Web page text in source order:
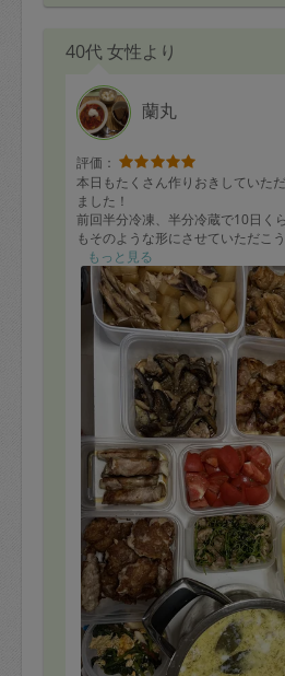
40代 女性より
蘭丸
評価：
本日もたくさん作りおきしていた
ました！
前回半分冷凍、半分冷蔵で10日く
もそのような形にさせていただこ
ました！
もっと見る